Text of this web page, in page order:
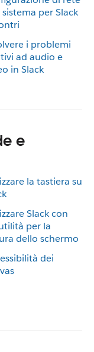
per Slack
i problemi
ad audio e
in Slack
e
la tastiera su
Slack con
per la
dello schermo
dei